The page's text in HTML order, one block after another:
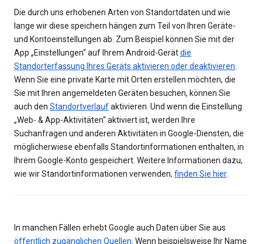
Die durch uns erhobenen Arten von Standortdaten und wie
lange wir diese speichern hängen zum Teil von Ihren Geräte-
und Kontoeinstellungen ab. Zum Beispiel können Sie mit der
App „Einstellungen“ auf Ihrem Android-Gerätdie
Standorterfassung Ihres Geräts aktivieren oder deaktivieren.
Wenn Sie eine private Karte mit Orten erstellen möchten, die
Sie mit Ihren angemeldeten Geräten besuchen, können Sie
auch den Standortverlaufaktivieren. Und wenn die Einstellung
„Web- & App-Aktivitäten“ aktiviert ist, werden Ihre
Suchanfragen und anderen Aktivitäten in Google-Diensten, die
möglicherwiese ebenfalls Standortinformationen enthalten, in
Ihrem Google-Konto gespeichert. Weitere Informationen dazu,
wie wir Standortinformationen verwenden, finden Sie hier.
In manchen Fällen erhebt Google auch Daten über Sie aus
öffentlich zugänglichen Quellen. Wenn beispielsweise Ihr Name